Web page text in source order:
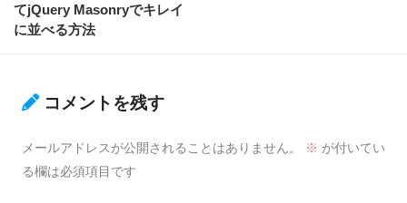
てjQuery Masonryでキレイ
に並べる方法
コメントを残す
メールアドレスが公開されることはありません。 ※ が付いてい
る欄は必須項目です